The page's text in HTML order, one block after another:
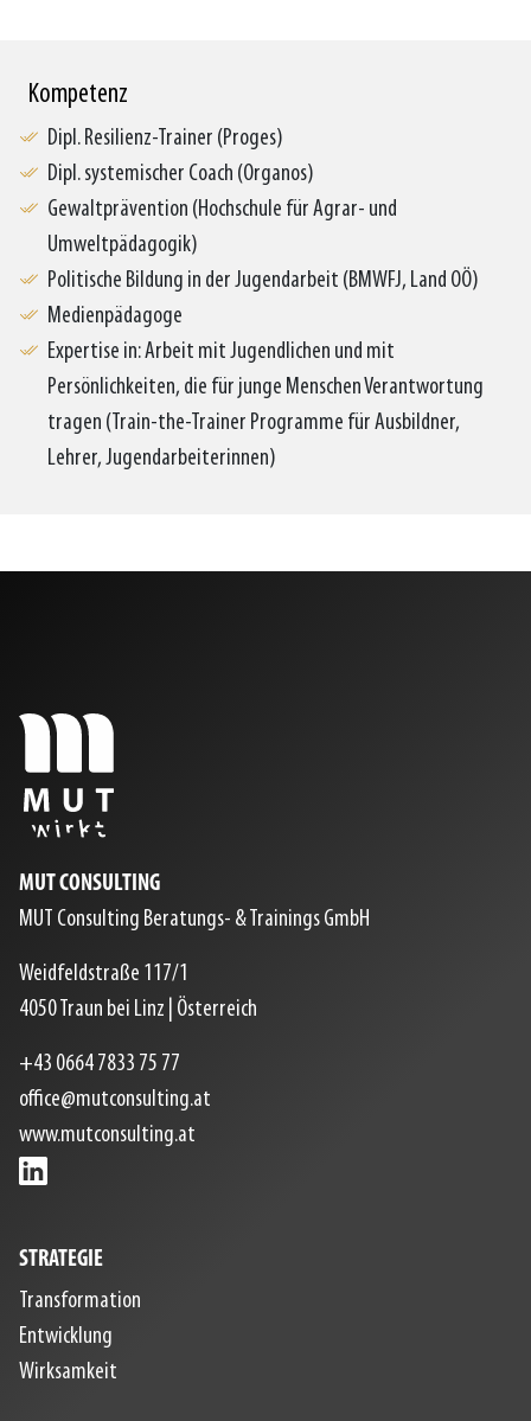
Kompetenz
Dipl. Resilienz-Trainer (Proges)
Dipl. systemischer Coach (Organos)
Gewaltprävention (Hochschule für Agrar- und
Umweltpädagogik)
Politische Bildung in der Jugendarbeit (BMWFJ, Land OÖ)
Medienpädagoge
Expertise in: Arbeit mit Jugendlichen und mit
Persönlichkeiten, die für junge Menschen Verantwortung
tragen (Train-the-Trainer Programme für Ausbildner,
Lehrer, Jugendarbeiterinnen)
MUT CONSULTING
MUT Consulting Beratungs- & Trainings GmbH
Weidfeldstraße 117/1
4050Traun bei Linz Österreich
+43 0664 7833 75 77
office@mutconsulting.at
www.mutconsulting.at
STRATEGIE
Transformation
Entwicklung
Wirksamkeit